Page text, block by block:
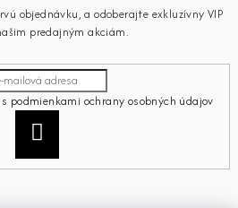
objednávku, a odoberajte exkluzívny VIP
predajným akciám.
podmienkami ochrany osobných údajov